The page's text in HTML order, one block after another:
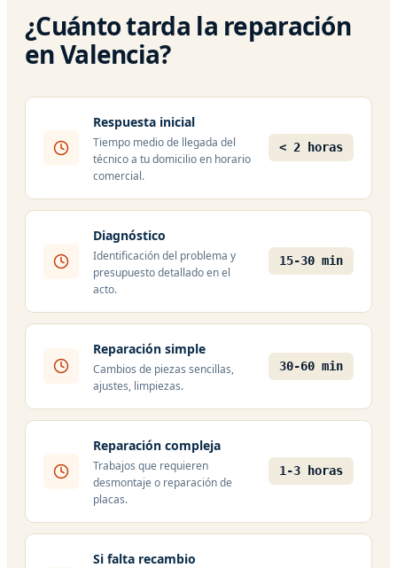
¿Cuánto tarda la reparación
en Valencia?
Respuesta inicial
Tiempo medio de llegada del
técnico a tu domicilio en horario
comercial.
< 2 horas
Diagnóstico
Identificación del problema y
presupuesto detallado en el
acto.
15-30 min
Reparación simple
Cambios de piezas sencillas,
ajustes, limpiezas.
30-60 min
Reparación compleja
Trabajos que requieren
desmontaje o reparación de
placas.
1-3 horas
Si falta recambio